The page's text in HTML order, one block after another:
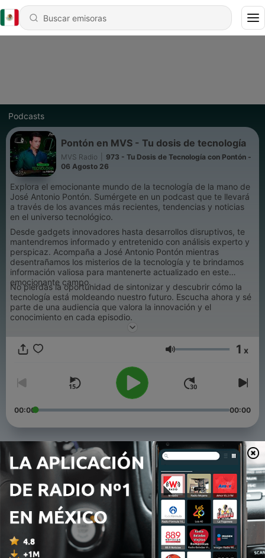
Podcasts
Pontón en MVS - Tu dosis de tecnología
MVS Radio
973 - Tu Dosis de Tecnología con Pontón -
06 Agosto 26
Explora el emocionante mundo de la tecnología de la mano de
José Antonio Pontón. Sumérgete en un podcast que te llevará
a través de los avances más recientes, tendencias y noticias
en el universo tecnológico.
Desde gadgets innovadores hasta desarrollos disruptivos, te
mantendremos informado y entretenido con análisis experto y
perspicaz. Acompaña a José Antonio Pontón mientras
desentrañamos los misterios de la tecnología y te brindamos
información valiosa para mantenerte actualizado en este
emocionante campo.
No pierdas la oportunidad de sintonizar y descubrir cómo la
tecnología está moldeando nuestro futuro. Escucha ahora y sé
parte de una audiencia que valora la innovación y el
conocimiento en cada episodio.
Volumen 1 x
00:00 00:00
Episodios
973 -
Tu Dosis de Tecnología con Pontón - 06 Agosto
26
06 ago. 2026
Tu Dosis de Tecnología con Pontón - 04 Agosto
26
04 ago. 2026